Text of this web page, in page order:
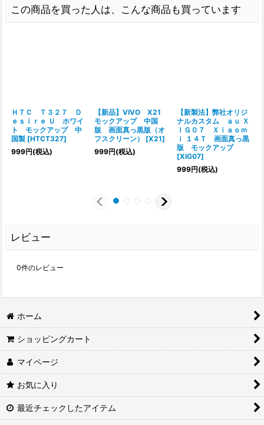
この商品を買った人は、こんな商品も買っています
ＨＴＣ Ｔ３２７ Ｄ
ｅｓｉｒｅ Ｕ ホワイ
ト モックアップ 中
国製 [HTCT327]
999円(税込)
【新品】VIVO X21
モックアップ 中国
版 画面真っ黒版（オ
フスクリーン）
[X21]
999円(税込)
【新製法】弊社オリジ
ナルカスタム ａｕ Ｘ
ＩＧ０７ Ｘｉａｏｍ
ｉ １４Ｔ 画面真っ黒
版 モックアップ
[XIG07]
999円(税込)
レビュー
0件のレビュー
ホーム
ショッピングカート
マイページ
お気に入り
最近チェックしたアイテム